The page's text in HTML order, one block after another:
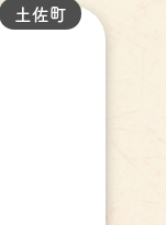
土佐町